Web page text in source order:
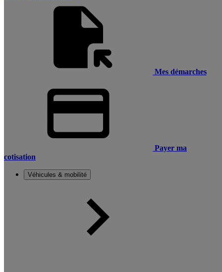
Mes démarches
Payer ma
cotisation
Véhicules & mobilité